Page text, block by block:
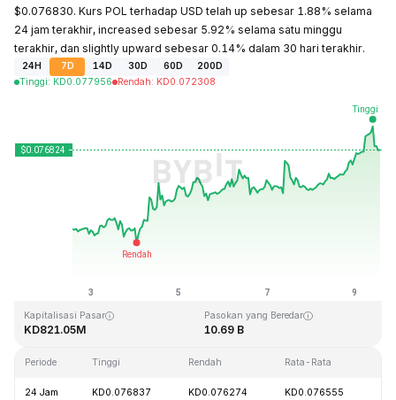
$0.076830. Kurs POL terhadap USD telah up sebesar 1.88% selama
24 jam terakhir, increased sebesar 5.92% selama satu minggu
terakhir, dan slightly upward sebesar 0.14% dalam 30 hari terakhir.
24H 7D 14D 30D 60D
200D
Tinggi: KD0.077956 Rendah: KD0.072308
Terakhir Diperbarui: 2026-08-09, 13:34 GMT+0
KD0.067711
Kapitalisasi Pasar
KD821.05M
Pasokan yang Beredar
10.69 B
Periode Tinggi Rendah Rata-Rata
24 Jam KD0.076837 KD0.076274 KD0.076555